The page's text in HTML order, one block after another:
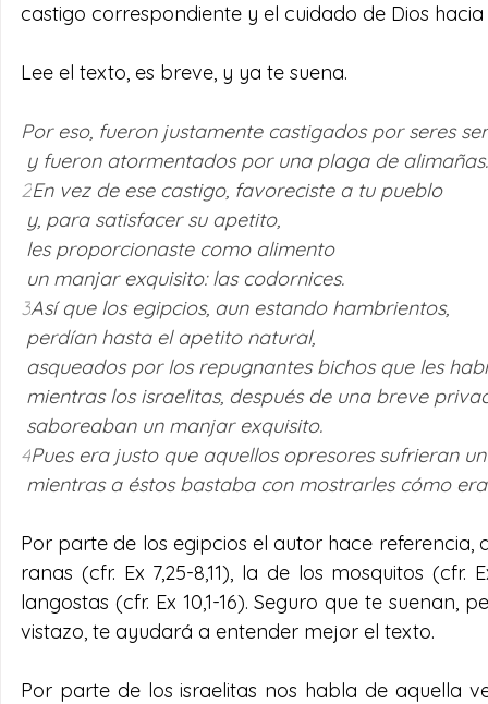
castigo correspondiente y el cuidado de Dios
Lee el texto, es breve, y ya te suena.
Por eso, fueron justamente castigados por seres
y fueron atormentados por una plaga de
2En vez de ese castigo, favoreciste a tu pueblo
y, para satisfacer su apetito,
les proporcionaste como alimento
un manjar exquisito: las codornices.
3Así que los egipcios, aun estando hambrientos,
perdían hasta el apetito natural,
asqueados por los repugnantes bichos que les
mientras los israelitas, después de una breve
saboreaban un manjar exquisito.
4Pues era justo que aquellos opresores sufrieran
mientras a éstos bastaba con mostrarles cómo
Por parte de los egipcios el autor hace
ranas (cfr. Ex 7,25-8,11), la de los mosquitos (cfr.
langostas (cfr. Ex 10,1-16). Seguro que te
vistazo, te ayudará a entender mejor el texto.
Por parte de los israelitas nos habla de aquella